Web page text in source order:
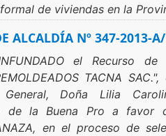
de viviendas en la
ALCALDÍA Nº 347-2013-
INFUNDADO el Recurso
TACNA
Doña Lilia
de la Buena Pro a favor
en el proceso de